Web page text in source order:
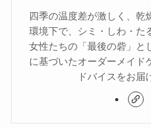
四季の温度差が激しく、乾
環境下で、シミ・しわ・た
女性たちの「最後の砦」と
に基づいたオーダーメイド
ドバイスをお届